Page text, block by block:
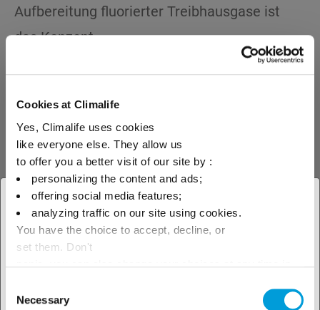
Cookies at Climalife
Yes, Climalife uses cookies
like everyone else. They allow us
to offer you a better visit of our site by :
personalizing the content and ads;
offering social media features;
analyzing traffic on our site using cookies.
You have the choice to accept, decline, or
set them. Don't
Selection
Necessary
× Schliessen
Wählen Sie Ihren geografischen
Aufbereitung fluorierter Treibhausgase ist
das Konzept
>10%
F&E-Investitionen